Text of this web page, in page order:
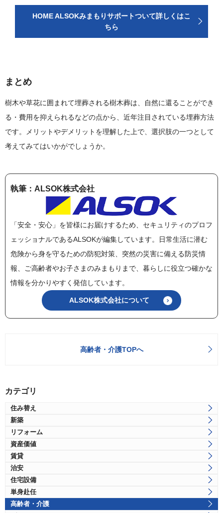
HOME ALSOKみまもりサポートついて詳しくはこ
ちら
まとめ
樹木や草花に囲まれて埋葬される樹木葬は、自然に還ることができ
る・費用を抑えられるなどの点から、近年注目されている埋葬方法
です。メリットやデメリットを理解した上で、選択肢の一つとして
考えてみてはいかがでしょうか。
執筆：ALSOK株式会社
「安全・安心」を皆様にお届けするため、セキュリティのプロフ
ェッショナルであるALSOKが編集しています。日常生活に潜む
危険から身を守るための防犯対策、突然の災害に備える防災情
報、ご高齢者やお子さまのみまもりまで、暮らしに役立つ確かな
情報を分かりやすく発信しています。
ALSOK株式会社について
高齢者・介護TOPへ
カテゴリ
住み替え
新築
リフォーム
資産価値
賃貸
治安
住宅設備
単身赴任
高齢者・介護